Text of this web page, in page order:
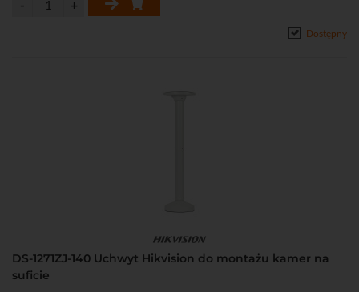
Dostępny
DS-1271ZJ-140 Uchwyt Hikvision do montażu kamer na
suficie